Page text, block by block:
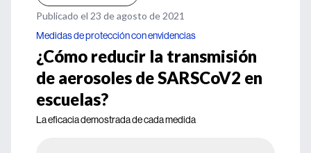
Publicado el 23 de agosto de 2021
Medidas de protección con envidencias
¿Cómo reducir la transmisión
de aerosoles de SARSCoV2 en
escuelas?
La eficacia demostrada de cada medida